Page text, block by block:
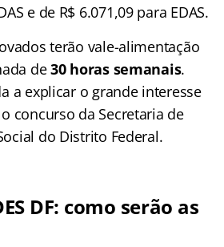
e de R$ 6.071,09 para EDAS.
terão vale-alimentação
de30 horas semanais.
a explicar o grande interesse
concurso da Secretaria de
do Distrito Federal.
DF: como serão as